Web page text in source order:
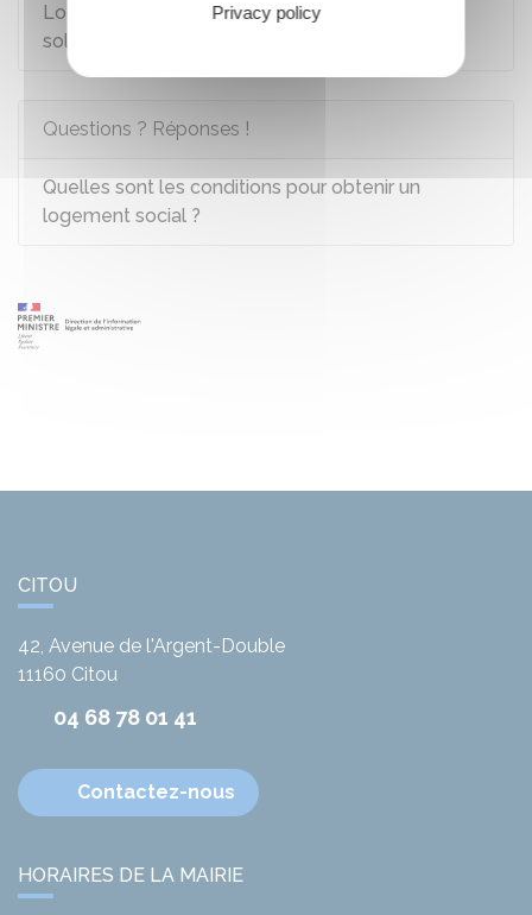
Logement social : supplément de loyer de
solidarité (surloyer)
Questions ? Réponses !
Quelles sont les conditions pour obtenir un
logement social ?
CITOU
42, Avenue de l'Argent-Double
11160 Citou
04 68 78 01 41
Contactez-nous
HORAIRES DE LA MAIRIE
Privacy policy